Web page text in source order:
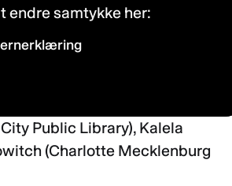
endre samtykke her:
Public Library), Kalela
(Charlotte Mecklenburg